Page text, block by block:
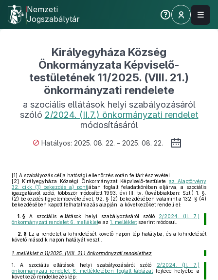
Nemzeti
Jogszabálytár
Királyegyháza Község
Önkormányzata Képviselő-
testületének 11/2025. (VIII. 21.)
önkormányzati rendelete
a szociális ellátások helyi szabályozásáról
szóló 2/2024. (II.7.) önkormányzati rendelet
módosításáról
Hatályos: 2025. 08. 22. – 2025. 08. 22.
[1] A szabályozás célja hatósági ellenőrzés során feltárt észrevétel.
[2] Királyegyháza Községi Önkormányzat Képviselő-testülete az Alaptörvény
32. cikk (1) bekezdés a) pontjában foglalt feladatkörében eljárva, a szociális
igazgatásról szóló, többször módosított 1993. évi III. tv. (továbbiakban: Szt.) 1. §.
(2) bekezdés figyelembevételével, 92. § (2) bekezdésében valamint a 132. § (4)
bekezdésében kapott felhatalmazás alapján, a következőket rendeli el:
1. § A szociális ellátások helyi szabályozásáról szóló 2/2024. (II. 7.)
önkormányzati rendelet 6. melléklete az 1. melléklet szerint módosul.
2. § Ez a rendelet a kihirdetését követő napon lép hatályba, és a kihirdetését
követő második napon hatályát veszti.
1. melléklet a 11/2025. (VIII. 21.) önkormányzati rendelethez
1.
A szociális ellátások helyi szabályozásáról szóló
2/2024. (II. 7.)
önkormányzati rendelet 6. mellékletében foglalt táblázat fejléce helyébe a
következő rendelkezés lép: